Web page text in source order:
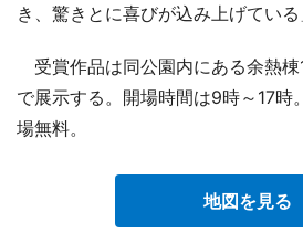
き、驚きとに喜びが込み上げている
受賞作品は同公園内にある余熱棟
で展示する。開場時間は9時～17時
場無料。
地図を見る